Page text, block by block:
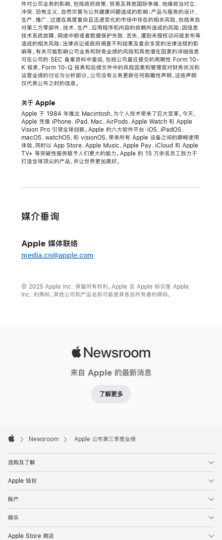
件对公司业务的影响，包括政府政策、贸易及其他国际争端、地缘政治对立、
冲突、恐怖主义、自然灾害与公共健康问题造成的影响；产品与服务的设计、
生产、推广、过渡在高度复杂且迅速变化的市场中存在的相关风险，包括来自
对第三方零部件、技术、生产、应用程序和内容的依赖所造成的风险；因信息
技术系统故障、网络中断或者数据保护失败、丢失、遭到未授权访问或发布等
造成的相关风险；法律诉讼或政府调查不利结果及复杂多变的法律法规的影
响等。有关可能影响公司业务和财务业绩的风险和其他潜在因素的详细信息
可在公司的 SEC 备案资料中查阅，包括公司最近提交的周期性 Form 10-
K 报表、Form 10-Q 报表和后续文件中的风险因素和管理层对财务状况和
运营业绩的讨论与分析部分。公司没有义务更新任何前瞻性声明，这些声明
仅代表公布之时的信息。
关于 Apple
Apple 于 1984 年推出 Macintosh，为个人技术带来了巨大变革。今天，
Apple 凭借 iPhone、iPad、Mac、AirPods、Apple Watch 和 Apple
Vision Pro 引领全球创新。Apple 的六大软件平台：iOS、iPadOS、
macOS、watchOS，和 visionOS，带来所有 Apple 设备之间的顺畅使用
体验，同时以 App Store、Apple Music、Apple Pay、iCloud 和 Apple
TV+ 等突破性服务赋予人们更大的能力。Apple 的 15 万余名员工致力于
打造全球顶尖的产品，并让世界更加美好。
媒介垂询
Apple 媒体联络
media.cn@apple.com
© 2025 Apple Inc. 保留所有权利。Apple 及 Apple 标识是 Apple
Inc. 的商标。其他公司和产品名称可能是其各自所有者的商标。
来自 Apple 的最新消息
了解更多
Footer

Newsroom Apple 公布第三季度业绩
选购及了解
Apple 钱包
账户
娱乐
Apple Store 商店